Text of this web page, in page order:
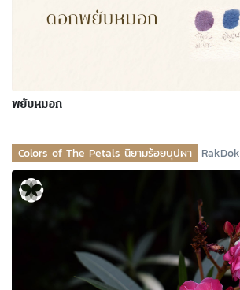
พยับหมอก
Colors of The Petals นิยามร้อยบุปผา RakDok